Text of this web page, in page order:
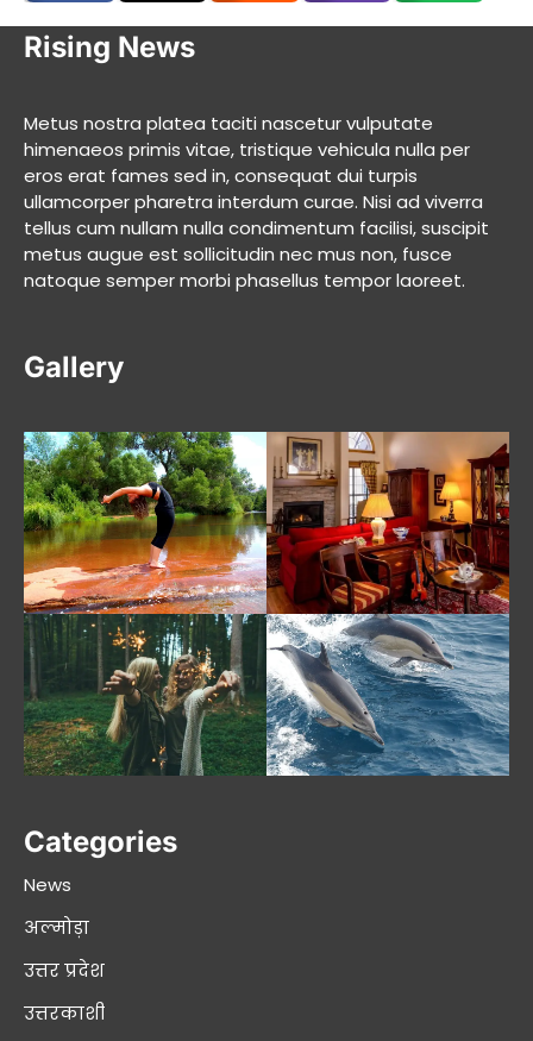
Rising News
Metus nostra platea taciti nascetur vulputate
himenaeos primis vitae, tristique vehicula nulla per
eros erat fames sed in, consequat dui turpis
ullamcorper pharetra interdum curae. Nisi ad viverra
tellus cum nullam nulla condimentum facilisi, suscipit
metus augue est sollicitudin nec mus non, fusce
natoque semper morbi phasellus tempor laoreet.
Gallery
Categories
News
अल्मोड़ा
उत्तर प्रदेश
उत्तरकाशी